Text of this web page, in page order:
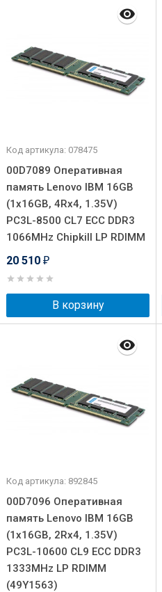
Код артикула: 078475
00D7089 Оперативная
память Lenovo IBM 16GB
(1x16GB, 4Rx4, 1.35V)
PC3L-8500 CL7 ECC DDR3
1066MHz Chipkill LP RDIMM
20 510 ₽
В корзину
Код артикула: 892845
00D7096 Оперативная
память Lenovo IBM 16GB
(1x16GB, 2Rx4, 1.35V)
PC3L-10600 CL9 ECC DDR3
1333MHz LP RDIMM
(49Y1563)